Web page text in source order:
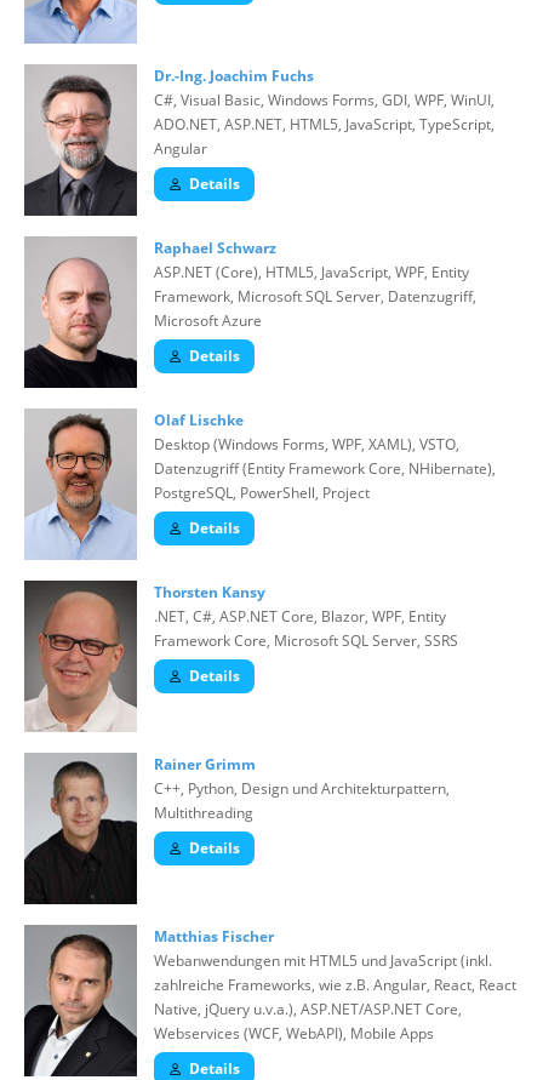
Dr.-Ing. Joachim Fuchs
C#, Visual Basic, Windows Forms, GDI, WPF, WinUI,
ADO.NET, ASP.NET, HTML5, JavaScript, TypeScript,
Angular
Details
Raphael Schwarz
ASP.NET (Core), HTML5, JavaScript, WPF, Entity
Framework, Microsoft SQL Server, Datenzugriff,
Microsoft Azure
Details
Olaf Lischke
Desktop (Windows Forms, WPF, XAML), VSTO,
Datenzugriff (Entity Framework Core, NHibernate),
PostgreSQL, PowerShell, Project
Details
Thorsten Kansy
.NET, C#, ASP.NET Core, Blazor, WPF, Entity
Framework Core, Microsoft SQL Server, SSRS
Details
Rainer Grimm
C++, Python, Design und Architekturpattern,
Multithreading
Details
Matthias Fischer
Webanwendungen mit HTML5 und JavaScript (inkl.
zahlreiche Frameworks, wie z.B. Angular, React, React
Native, jQuery u.v.a.), ASP.NET/ASP.NET Core,
Webservices (WCF, WebAPI), Mobile Apps
Details